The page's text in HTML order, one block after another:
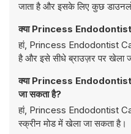
जाता है और इसके लिए कुछ
क्या Princess Endodontist
हां, Princess Endodontist
है और इसे सीधे ब्राउज़र पर खेला
क्या Princess Endodontist
जा सकता है?
हां, Princess Endodontist
स्क्रीन मोड में खेला जा सकता है।